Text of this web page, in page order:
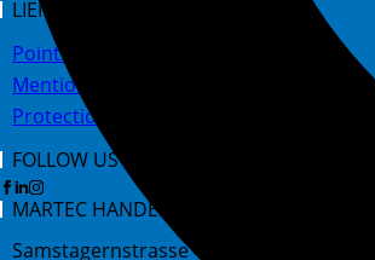
LIENS
Points de vente
Mentions légales
Protection des données
FOLLOW US ON
MARTEC HANDELS AG
Samstagernstrasse 45